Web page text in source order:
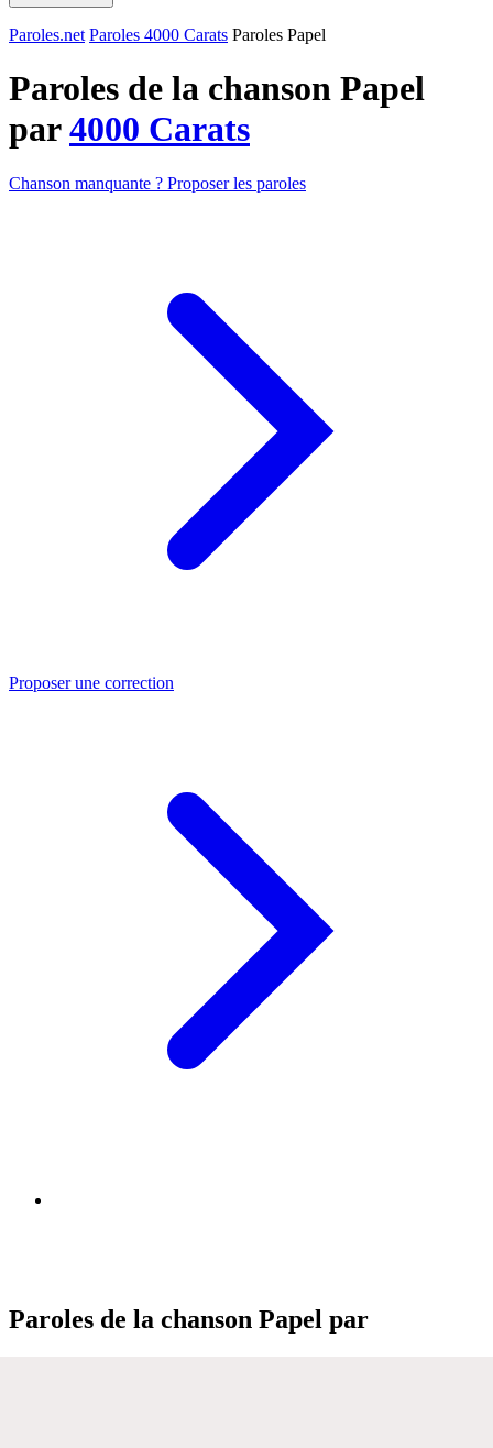
Paroles.net Paroles 4000 Carats Paroles Papel
Paroles de la chanson Papel
par4000 Carats
Chanson manquante ? Proposer les paroles
Proposer une correction
Paroles de la chanson Papel par